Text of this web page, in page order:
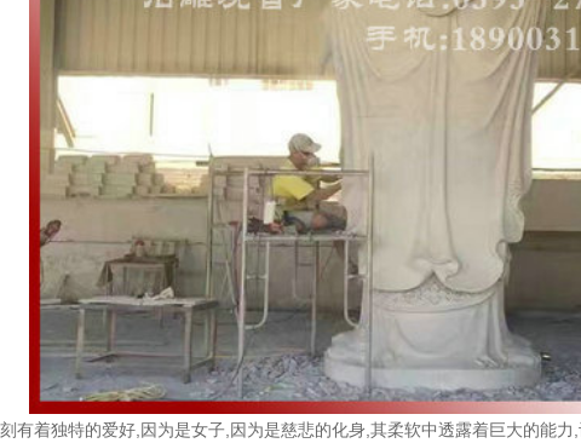
有着独特的爱好,因为是女子,因为是慈悲的化身,其柔软中透露着巨大的能